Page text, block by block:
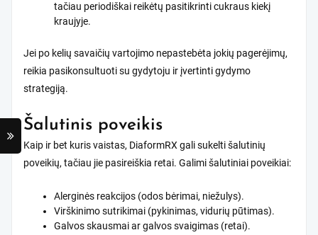
tačiau periodiškai reikėtų pasitikrinti cukraus kiekį
kraujyje.
Jei po kelių savaičių vartojimo nepastebėta jokių pagerėjimų,
reikia pasikonsultuoti su gydytoju ir įvertinti gydymo
strategiją.
Šalutinis poveikis
Kaip ir bet kuris vaistas, DiaformRX gali sukelti šalutinių
poveikių, tačiau jie pasireiškia retai. Galimi šalutiniai poveikiai:
Alerginės reakcijos (odos bėrimai, niežulys).
Virškinimo sutrikimai (pykinimas, vidurių pūtimas).
Galvos skausmai ar galvos svaigimas (retai).